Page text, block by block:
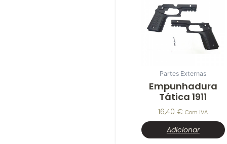
Partes Externas
Empunhadura
Tática 1911
16,40€ Com IVA
Adicionar